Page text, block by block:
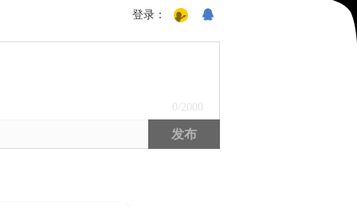
登录：
0 /2000
发布